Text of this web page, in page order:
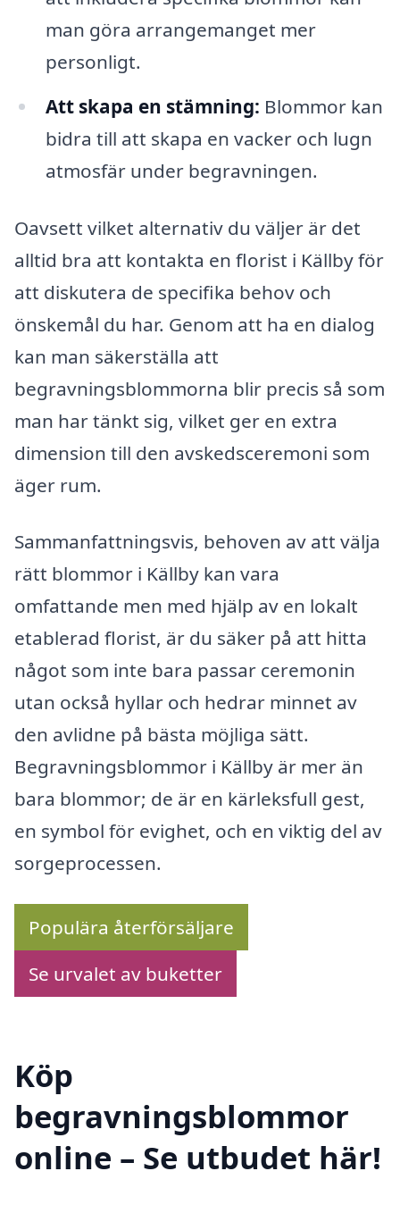
man göra arrangemanget mer
personligt.
Att skapa en stämning: Blommor kan
bidra till att skapa en vacker och lugn
atmosfär under begravningen.
Oavsett vilket alternativ du väljer är det
alltid bra att kontakta en florist i Källby för
att diskutera de specifika behov och
önskemål du har. Genom att ha en dialog
kan man säkerställa att
begravningsblommorna blir precis så som
man har tänkt sig, vilket ger en extra
dimension till den avskedsceremoni som
äger rum.
Sammanfattningsvis, behoven av att välja
rätt blommor i Källby kan vara
omfattande men med hjälp av en lokalt
etablerad florist, är du säker på att hitta
något som inte bara passar ceremonin
utan också hyllar och hedrar minnet av
den avlidne på bästa möjliga sätt.
Begravningsblommor i Källby är mer än
bara blommor; de är en kärleksfull gest,
en symbol för evighet, och en viktig del av
sorgeprocessen.
Populära återförsäljare
Se urvalet av buketter
Köp
begravningsblommor
online – Se utbudet här!